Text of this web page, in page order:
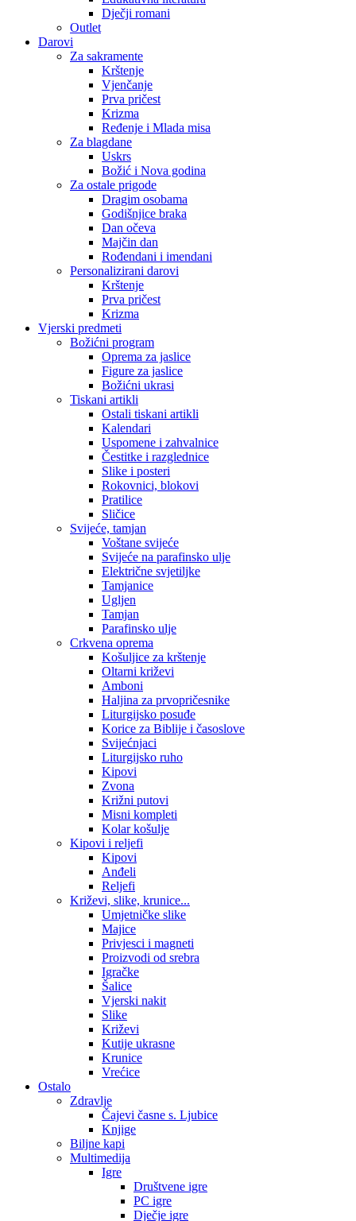
Dječji romani
Outlet
Darovi
Za sakramente
Krštenje
Vjenčanje
Prva pričest
Krizma
Ređenje i Mlada misa
Za blagdane
Uskrs
Božić i Nova godina
Za ostale prigode
Dragim osobama
Godišnjice braka
Dan očeva
Majčin dan
Rođendani i imendani
Personalizirani darovi
Krštenje
Prva pričest
Krizma
Vjerski predmeti
Božićni program
Oprema za jaslice
Figure za jaslice
Božićni ukrasi
Tiskani artikli
Ostali tiskani artikli
Kalendari
Uspomene i zahvalnice
Čestitke i razglednice
Slike i posteri
Rokovnici, blokovi
Pratilice
Sličice
Svijeće, tamjan
Voštane svijeće
Svijeće na parafinsko ulje
Električne svjetiljke
Tamjanice
Ugljen
Tamjan
Parafinsko ulje
Crkvena oprema
Košuljice za krštenje
Oltarni križevi
Amboni
Haljina za prvopričesnike
Liturgijsko posuđe
Korice za Biblije i časoslove
Svijećnjaci
Liturgijsko ruho
Kipovi
Zvona
Križni putovi
Misni kompleti
Kolar košulje
Kipovi i reljefi
Kipovi
Anđeli
Reljefi
Križevi, slike, krunice...
Umjetničke slike
Majice
Privjesci i magneti
Proizvodi od srebra
Igračke
Šalice
Vjerski nakit
Slike
Križevi
Kutije ukrasne
Krunice
Vrećice
Ostalo
Zdravlje
Čajevi časne s. Ljubice
Knjige
Biljne kapi
Multimedija
Igre
Društvene igre
PC igre
Dječje igre